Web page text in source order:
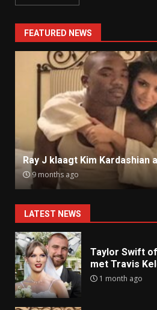
FEATURED NEWS
Ray J klaagt Kim Kardashian
9 months ago
LATEST NEWS
Taylor Swift
met Travis
1 month ago